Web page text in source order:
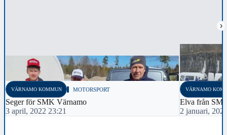
›
VÄRNAMO KOMMUN MOTORSPORT
Seger för SMK Värnamo
3 april, 2022 23:21
VÄRNAMO
Elva från
2 januari,